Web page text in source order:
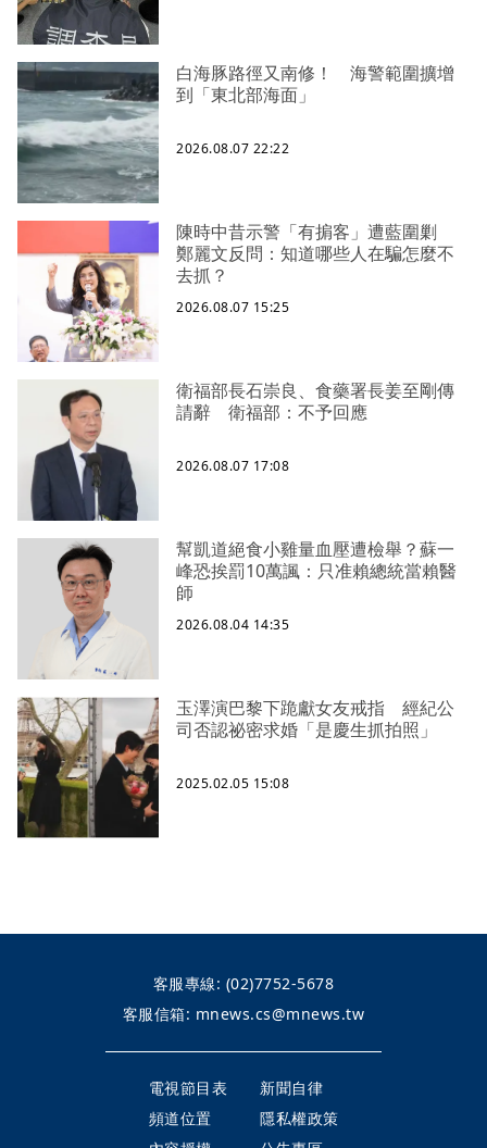
白海豚路徑又南修！ 海警範圍擴增
到「東北部海面」
2026.08.07 22:22
陳時中昔示警「有掮客」遭藍圍剿
鄭麗文反問：知道哪些人在騙怎麼不
去抓？
2026.08.07 15:25
衛福部長石崇良、食藥署長姜至剛傳
請辭 衛福部：不予回應
2026.08.07 17:08
幫凱道絕食小雞量血壓遭檢舉？蘇一
峰恐挨罰10萬諷：只准賴總統當賴醫
師
2026.08.04 14:35
玉澤演巴黎下跪獻女友戒指 經紀公
司否認祕密求婚「是慶生抓拍照」
2025.02.05 15:08
客服專線: (02)7752-5678
客服信箱: mnews.cs@mnews.tw
電視節目表
新聞自律
頻道位置
隱私權政策